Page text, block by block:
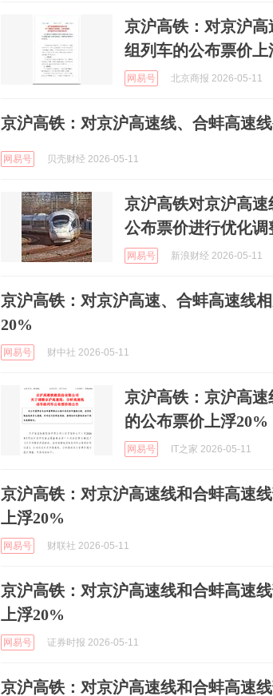
京沪高铁：对京沪
组列车的公布票价上
网易号 北京商报 2026-05-11
京沪高铁：对京沪高速线、合蚌高速
网易号 贝壳财经 2026-05-11
京沪高铁对京沪高
公布票价进行优化调
网易号 新浪财经 2026-05-11
京沪高铁：对京沪高速、合蚌高速线
20%
网易号 财中社 2026-05-11
京沪高铁：京沪高
的公布票价上浮20%
网易号 IT之家 2026-05-11
京沪高铁：对京沪高速线和合蚌高速
上浮20%
网易号 财联社 2026-05-11
京沪高铁：对京沪高速线和合蚌高速
上浮20%
网易号 证券时报 2026-05-11
京沪高铁：对京沪高速线和合蚌高速